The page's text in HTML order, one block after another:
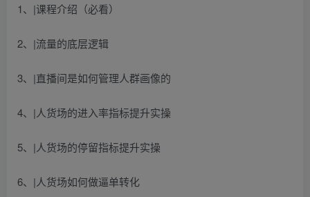
1、|课程介绍（必看）
2、|流量的底层逻辑
3、|直播间是如何管理人群画像的
4、|人货场的进入率指标提升实操
5、|人货场的停留指标提升实操
6、|人货场如何做逼单转化